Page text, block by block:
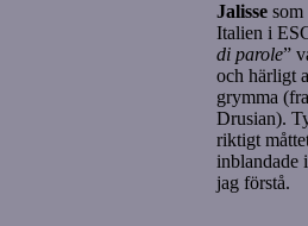
Jalisse som
Italien i
di parole”
och härligt
grymma
Drusian).
riktigt
inblandade
jag förstå.